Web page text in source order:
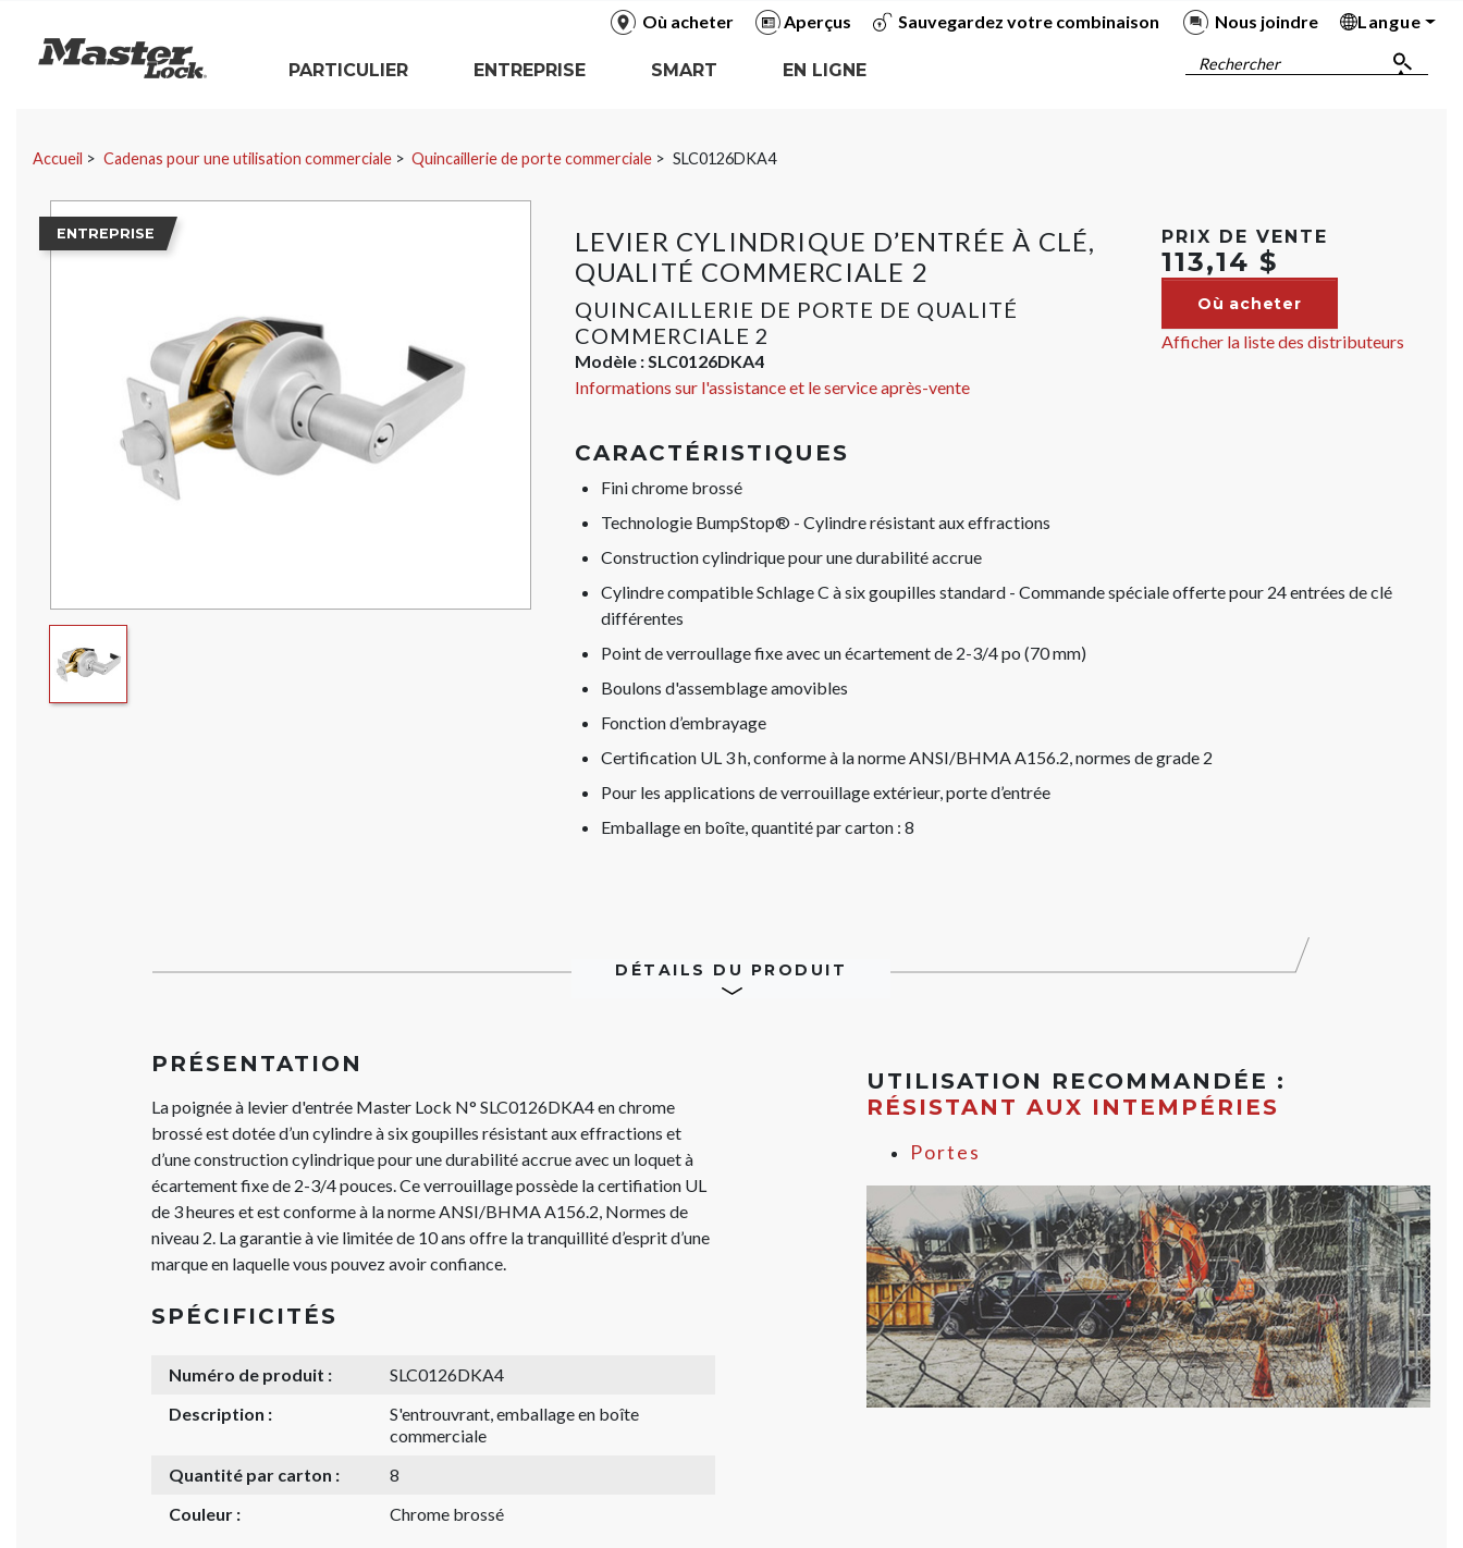
Où acheter Aperçus Sauvegardez votre combinaison Nous joindre
Langue
Master Lock
Rechercher
PARTICULIER
ENTREPRISE
SMART
EN LIGNE
Accueil Cadenas pour une utilisation commerciale Quincaillerie de porte commerciale SLC0126DKA4
LEVIER CYLINDRIQUE D’ENTRÉE À CLÉ,
QUALITÉ COMMERCIALE 2
QUINCAILLERIE DE PORTE DE QUALITÉ
COMMERCIALE 2
Modèle :SLC0126DKA4
Informations sur l'assistance et le service après-vente
ENTREPRISE PRIX DE VENTE
113,14 $
Où acheter
Afficher la liste des distributeurs
CARACTÉRISTIQUES
Fini chrome brossé
Technologie BumpStop® - Cylindre résistant aux effractions
Construction cylindrique pour une durabilité accrue
Cylindre compatible Schlage C à six goupilles standard - Commande spéciale offerte pour 24 entrées de clé
différentes
Point de verroullage fixe avec un écartement de 2-3/4 po (70 mm)
Boulons d'assemblage amovibles
Fonction d’embrayage
Certification UL 3 h, conforme à la norme ANSI/BHMA A156.2, normes de grade 2
Pour les applications de verrouillage extérieur, porte d’entrée
Emballage en boîte, quantité par carton : 8
DÉTAILS DU PRODUIT
PRÉSENTATION
La poignée à levier d'entrée Master Lock N° SLC0126DKA4 en chrome
brossé est dotée d’un cylindre à six goupilles résistant aux effractions et
d’une construction cylindrique pour une durabilité accrue avec un loquet à
écartement fixe de 2-3/4 pouces. Ce verrouillage possède la certifiation UL
de 3 heures et est conforme à la norme ANSI/BHMA A156.2, Normes de
niveau 2. La garantie à vie limitée de 10 ans offre la tranquillité d’esprit d’une
marque en laquelle vous pouvez avoir confiance.
SPÉCIFICITÉS
Numéro de produit :
SLC0126DKA4
Description :
S'entrouvrant, emballage en boîte
commerciale
Quantité par carton :
8
Couleur :
Chrome brossé
UTILISATION RECOMMANDÉE :
RÉSISTANT AUX INTEMPÉRIES
Portes